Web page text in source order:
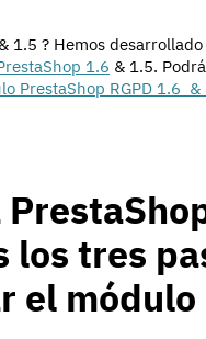
1.5 ? Hemos
1.6 & 1.5.
PrestaShop RGPD 1.6 &
los tres
módulo